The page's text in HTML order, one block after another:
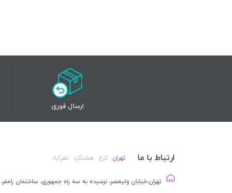
ارسال فوری
ارتباط با ما تهران کرج هشتگرد نظرآباد
تهران،خیابان ولیعصر، نرسیده به سه راه جمهوری، ساختمان رامفر،